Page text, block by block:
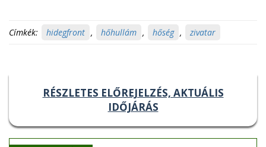
Címkék: hidegfront , hőhullám , hőség , zivatar
RÉSZLETES ELŐREJELZÉS, AKTUÁLIS
IDŐJÁRÁS